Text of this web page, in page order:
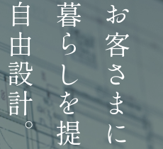
自由設計。